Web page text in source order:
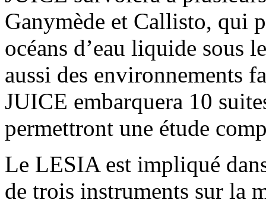
Ganymède et Callisto, qui
océans d’eau liquide sous
aussi des environnements
JUICE embarquera 10
permettront une étude
Le LESIA est impliqué
de trois instruments sur la